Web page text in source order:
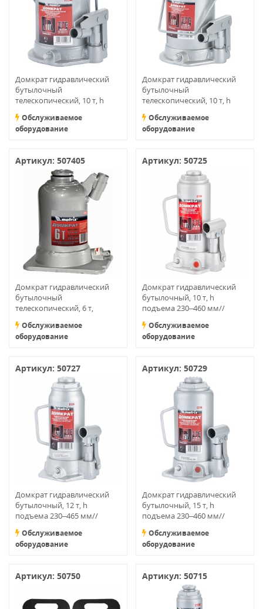
Домкрат гидравлический
бутылочный
телескопический, 10 т, h
MATRIX
Обслуживаемое
оборудование
Домкрат гидравлический
бутылочный
телескопический, 10 т, h
MATRIX
Обслуживаемое
оборудование
Артикул: 507405
Домкрат гидравлический
бутылочный
телескопический, 6 т,
Обслуживаемое
оборудование
Артикул: 50725
Домкрат гидравлический
бутылочный, 10 т, h
подъема 230–460 мм//
Обслуживаемое
оборудование
Артикул: 50727
Домкрат гидравлический
бутылочный, 12 т, h
подъема 230–465 мм//
Обслуживаемое
оборудование
Артикул: 50729
Домкрат гидравлический
бутылочный, 15 т, h
подъема 230–460 мм//
Обслуживаемое
оборудование
Артикул: 50750 Артикул: 50715